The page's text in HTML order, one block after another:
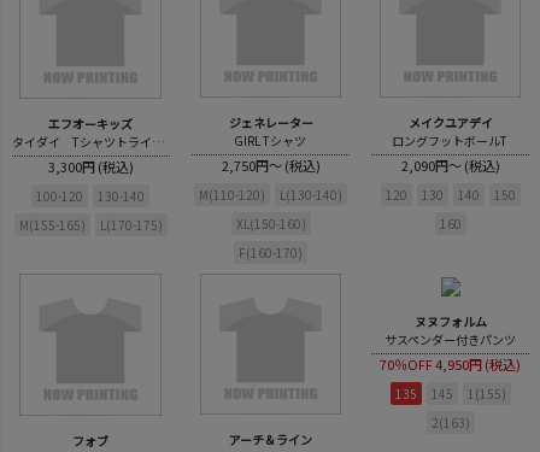
エフオーキッズ
タイダイ Tシャツトライアルキット
3,300円 (税込)
100-120
130-140
M(155-165)
L(170-175)
ジェネレーター
GIRL Tシャツ
2,750円～ (税込)
M(110-120)
L(130-140)
XL(150-160)
F(160-170)
メイクユアデイ
ロングフットボールT
2,090円～ (税込)
120 130 140
150
160
フォブ
アーチ＆ライン
ヌヌフォルム
サスペンダー付きパンツ
70％OFF4,950円 (税込)
135 145
1(155)
2(163)